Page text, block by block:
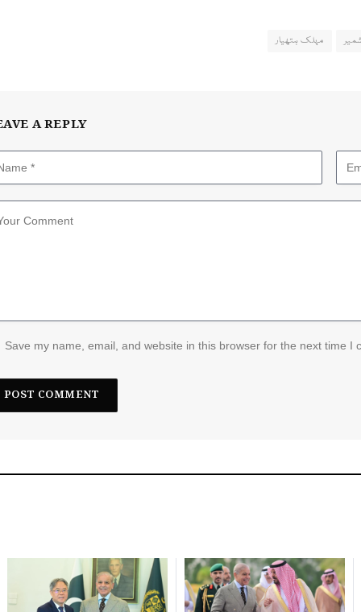
مہلک ہتھیار
A REPLY
Save my name, email, and website in this browser for the next time I